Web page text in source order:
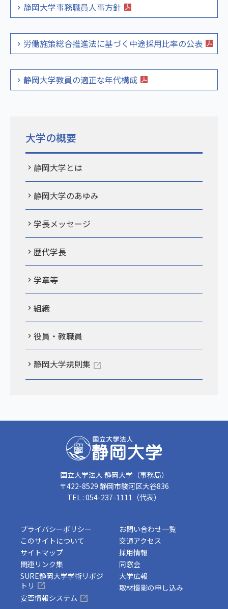
静岡大学事務職員人事方針
労働施策総合推進法に基づく中途採用比率の公表
静岡大学教員の適正な年代構成
大学の概要
静岡大学とは
静岡大学のあゆみ
学長メッセージ
歴代学長
学章等
組織
役員・教職員
静岡大学規則集
国立大学法人 静岡大学（事務局）
〒422-8529 静岡市駿河区大谷836
TEL : 054-237-1111（代表）
プライバシーポリシー
このサイトについて
サイトマップ
関連リンク集
お問い合わせ一覧
交通アクセス
採用情報
同窓会
SURE静岡大学学術リポジ
トリ
安否情報システム
大学広報
取材撮影の申し込み